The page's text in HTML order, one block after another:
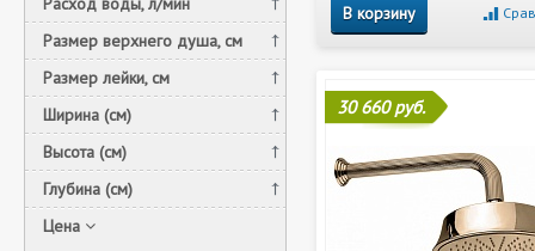
Размер верхнего душа, см
Размер лейки, см
Ширина (см)
Высота (см)
Глубина (см)
Цена
В корзину
30 660 руб.